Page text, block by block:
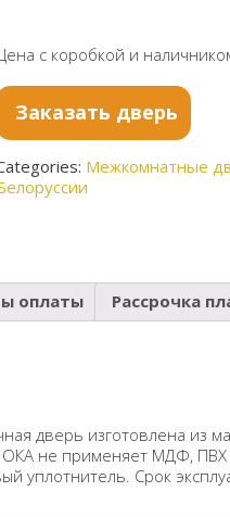
с коробкой и
Заказать дверь
Межкомнатные
оплаты Рассрочка
дверь изготовлена из
не применяет МДФ,
уплотнитель. Срок